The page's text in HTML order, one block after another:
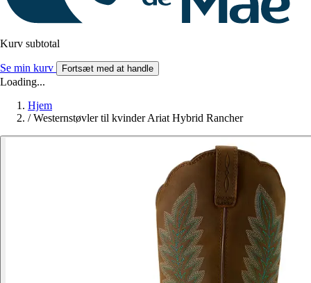
Kurv subtotal
Se min kurv Fortsæt med at handle
Loading...
Hjem
/ Westernstøvler til kvinder Ariat Hybrid Rancher